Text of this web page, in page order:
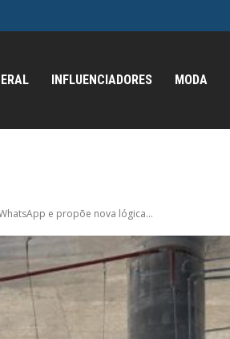
INFLUENCIADORES MODA
e propõe nova lógica...